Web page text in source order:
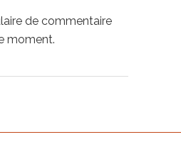
de commentaire
moment.